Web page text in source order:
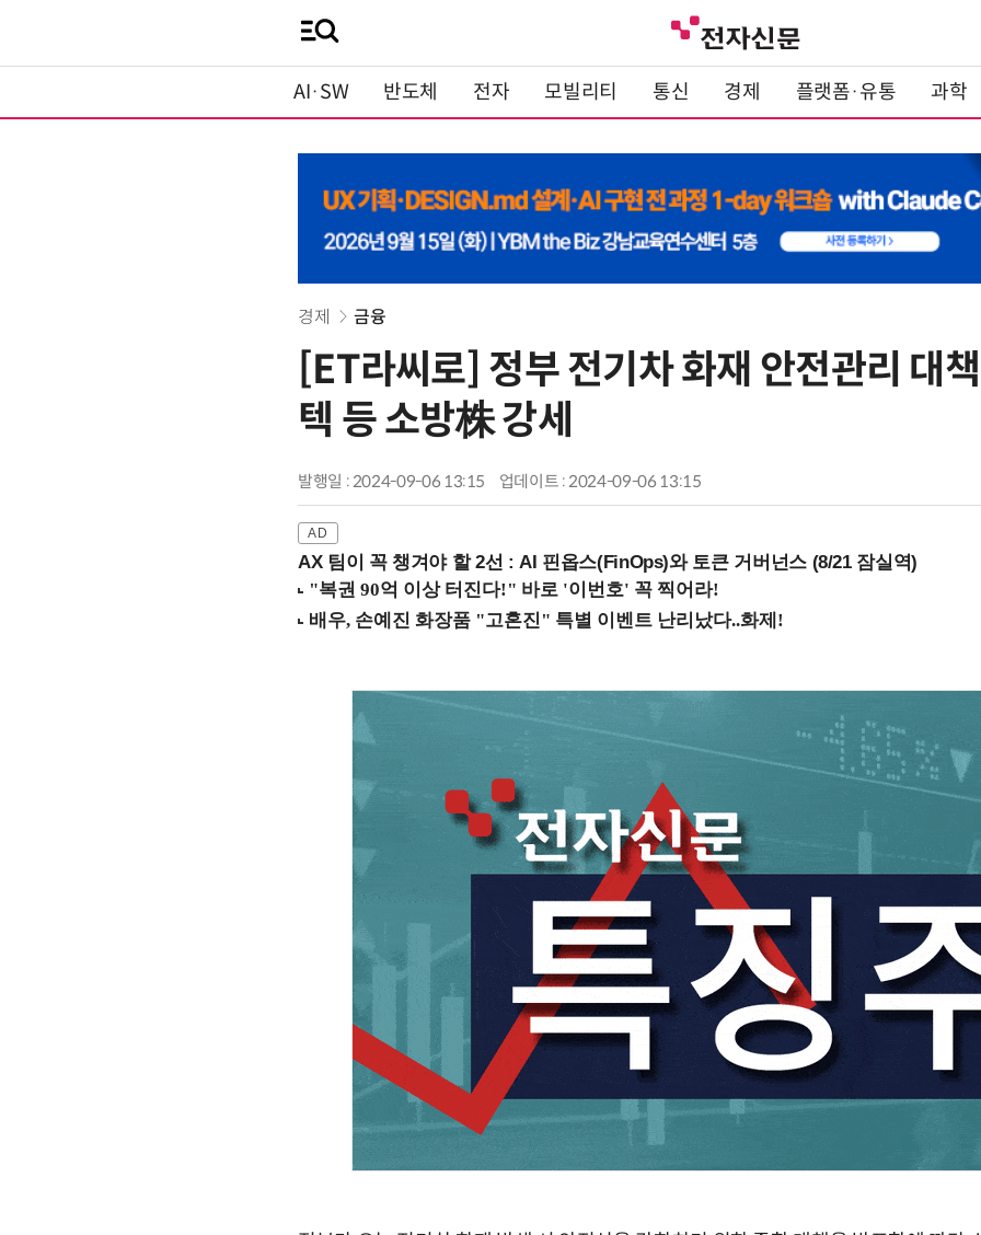
AI·SW 반도체 전자 모빌리티 통신 경제 플랫폼·유통 과학
경제 금융
[ET라씨로] 정부 전기차 화재 안전관리 대
텍 등 소방株 강세
발행일 : 2024-09-06 13:15 업데이트 : 2024-09-06 13:15
AX 팀이 꼭 챙겨야 할 2선 : AI 핀옵스(FinOps)와 토큰 거버넌스 (8/21 잠실역)